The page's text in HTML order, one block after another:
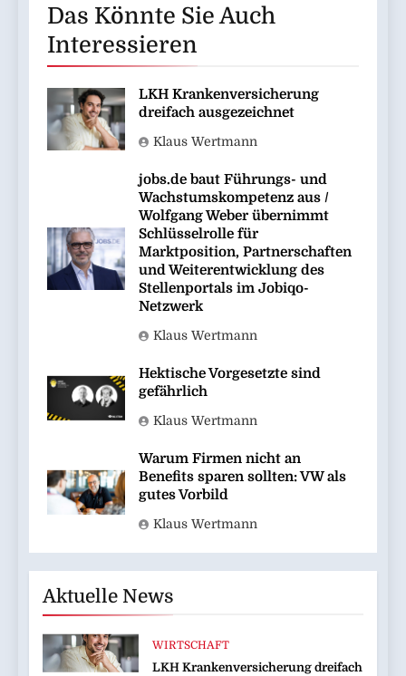
Das Könnte Sie Auch
Interessieren
LKH Krankenversicherung
dreifach ausgezeichnet
Klaus Wertmann
jobs.de baut Führungs- und
Wachstumskompetenz aus /
Wolfgang Weber übernimmt
Schlüsselrolle für
Marktposition, Partnerschaften
und Weiterentwicklung des
Stellenportals im Jobiqo-
Netzwerk
Klaus Wertmann
Hektische Vorgesetzte sind
gefährlich
Klaus Wertmann
Warum Firmen nicht an
Benefits sparen sollten: VW als
gutes Vorbild
Klaus Wertmann
Aktuelle News
WIRTSCHAFT
LKH Krankenversicherung dreifach